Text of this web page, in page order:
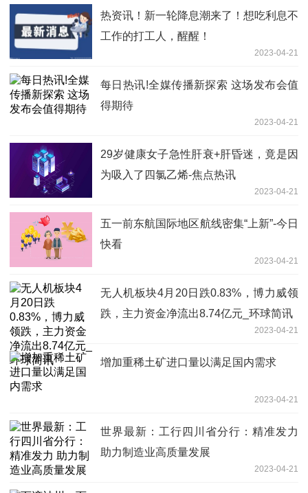
热资讯！新一轮降息潮来了！想吃利息不
工作的打工人，醒醒！
2023-04-21
每日热讯!全媒传播新探索 这场发布会值
得期待
2023-04-21
29岁健康女子急性肝衰+肝昏迷，竟是因
为吸入了四氯乙烯-焦点热讯
2023-04-21
五一前东航国际地区航线密集“上新”-今日
快看
2023-04-21
无人机板块4月20日跌0.83%，博力威领
跌，主力资金净流出8.74亿元_环球简讯
2023-04-21
增加重稀土矿进口量以满足国内需求
2023-04-21
世界最新：工行四川省分行：精准发力
助力制造业高质量发展
2023-04-21